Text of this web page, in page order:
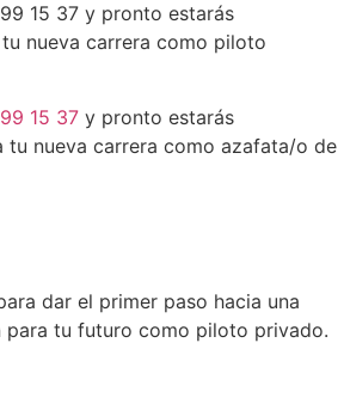
15 37 y pronto estarás
nueva carrera como piloto
15 37 y pronto estarás
tu nueva carrera como azafata/o de
dar el primer paso hacia una
para tu futuro como piloto privado.